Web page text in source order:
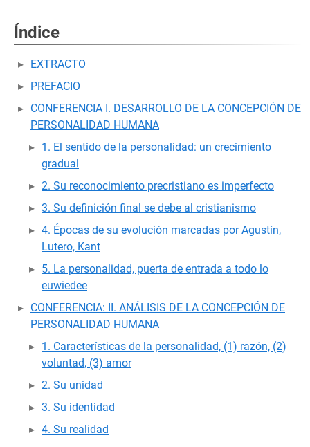
Índice
EXTRACTO
PREFACIO
CONFERENCIA I. DESARROLLO DE LA CONCEPCIÓN DE
PERSONALIDAD HUMANA
1. El sentido de la personalidad: un crecimiento
gradual
2. Su reconocimiento precristiano es imperfecto
3. Su definición final se debe al cristianismo
4. Épocas de su evolución marcadas por Agustín,
Lutero, Kant
5. La personalidad, puerta de entrada a todo lo
euwiedee
CONFERENCIA: II. ANÁLISIS DE LA CONCEPCIÓN DE
PERSONALIDAD HUMANA
1. Características de la personalidad, (1) razón, (2)
voluntad, (3) amor
2. Su unidad
3. Su identidad
4. Su realidad